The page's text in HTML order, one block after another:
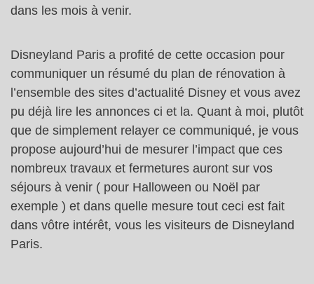
dans les mois à venir.
Disneyland Paris a profité de cette occasion pour
communiquer un résumé du plan de rénovation à
l’ensemble des sites d’actualité Disney et vous avez
pu déjà lire les annonces ci et la. Quant à moi, plutôt
que de simplement relayer ce communiqué, je vous
propose aujourd’hui de mesurer l’impact que ces
nombreux travaux et fermetures auront sur vos
séjours à venir ( pour Halloween ou Noël par
exemple ) et dans quelle mesure tout ceci est fait
dans vôtre intérêt, vous les visiteurs de Disneyland
Paris.